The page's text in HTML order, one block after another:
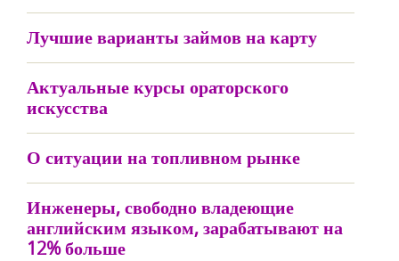
Лучшие варианты займов на карту
Актуальные курсы ораторского
искусства
О ситуации на топливном рынке
Инженеры, свободно владеющие
английским языком, зарабатывают на
12% больше